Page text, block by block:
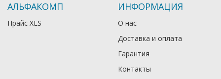
АЛЬФАКОМП
Прайс XLS
ИНФОРМАЦИЯ
О нас
Доставка и оплата
Гарантия
Контакты